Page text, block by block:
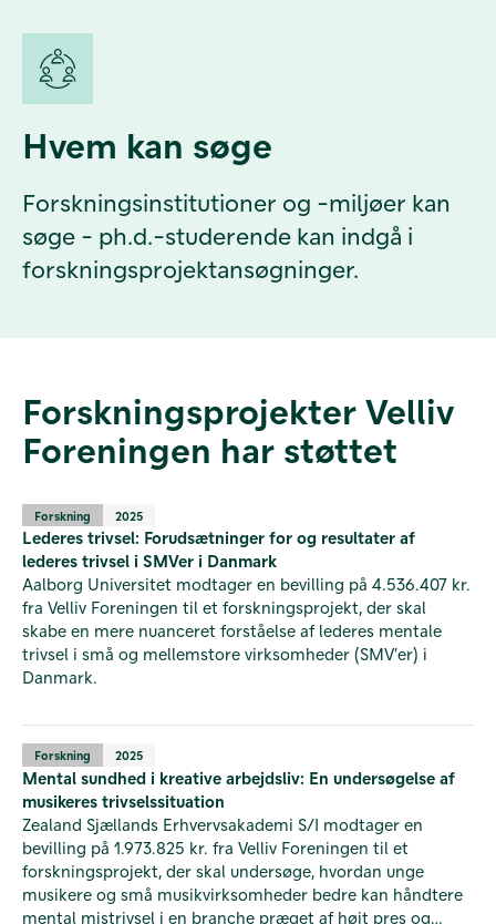
Hvem kan søge
Forskningsinstitutioner og -miljøer kan
søge - ph.d.-studerende kan indgå i
forskningsprojektansøgninger.
Forskningsprojekter Velliv
Foreningen har støttet
Forskning 2025
Lederes trivsel: Forudsætninger for og resultater af
lederes trivsel i SMVer i Danmark
Aalborg Universitet modtager en bevilling på 4.536.407 kr.
fra Velliv Foreningen til et forskningsprojekt, der skal
skabe en mere nuanceret forståelse af lederes mentale
trivsel i små og mellemstore virksomheder (SMV’er) i
Danmark.
Forskning 2025
Mental sundhed i kreative arbejdsliv: En undersøgelse af
musikeres trivselssituation
Zealand Sjællands Erhvervsakademi S/I modtager en
bevilling på 1.973.825 kr. fra Velliv Foreningen til et
forskningsprojekt, der skal undersøge, hvordan unge
musikere og små musikvirksomheder bedre kan håndtere
mental mistrivsel i en branche præget af højt pres og